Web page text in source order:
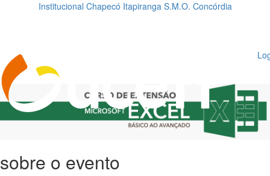
Institucional Chapecó Itapiranga S.M.O. Concórdia
sobre o evento